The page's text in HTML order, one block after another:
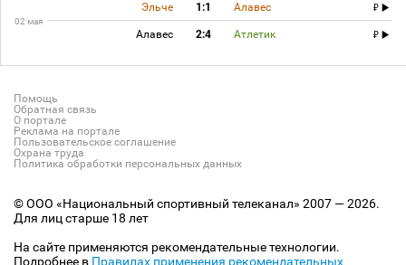
Эльче 1:1 Алавес
02 мая
Алавес 2:4 Атлетик
Помощь
Обратная связь
О портале
Реклама на портале
Пользовательское соглашение
Охрана труда
Политика обработки персональных данных
© ООО «Национальный спортивный телеканал» 2007 — 2026.
Для лиц старше 18 лет
На сайте применяются рекомендательные технологии.
Подробнее в Правилах применения рекомендательных